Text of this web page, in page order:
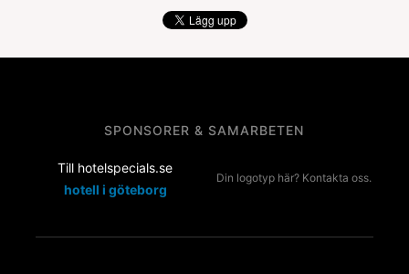
SPONSORER & SAMARBETEN
Till hotelspecials.se
hotell i göteborg
Din logotyp här? Kontakta oss.